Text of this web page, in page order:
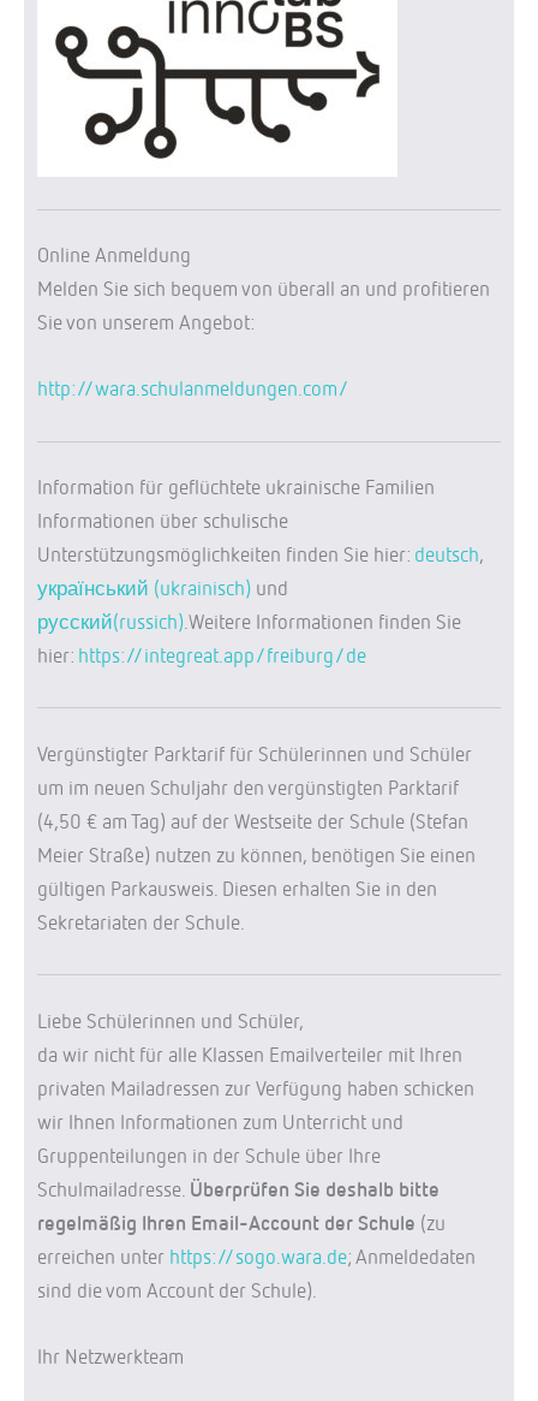
Online Anmeldung
Melden Sie sich bequem von überall an und profitieren
Sie von unserem Angebot:
http://wara.schulanmeldungen.com/
Information für geflüchtete ukrainische Familien
Informationen über schulische
Unterstützungsmöglichkeiten finden Sie hier: deutsch,
український (ukrainisch) und
русский(russich).Weitere Informationen finden Sie
hier: https://integreat.app/freiburg/de
Vergünstigter Parktarif für Schülerinnen und Schüler
um im neuen Schuljahr den vergünstigten Parktarif
(4,50 € am Tag) auf der Westseite der Schule (Stefan
Meier Straße) nutzen zu können, benötigen Sie einen
gültigen Parkausweis. Diesen erhalten Sie in den
Sekretariaten der Schule.
Liebe Schülerinnen und Schüler,
da wir nicht für alle Klassen Emailverteiler mit Ihren
privaten Mailadressen zur Verfügung haben schicken
wir Ihnen Informationen zum Unterricht und
Gruppenteilungen in der Schule über Ihre
Schulmailadresse. Überprüfen Sie deshalb bitte
regelmäßig Ihren Email-Account der Schule (zu
erreichen unter https://sogo.wara.de; Anmeldedaten
sind die vom Account der Schule).
Ihr Netzwerkteam